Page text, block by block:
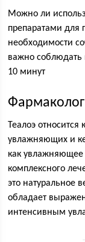
Можно ли
препаратами для
необходимости
важно
10 минут
Теалоэ относится
увлажняющих и
как увлажняющее
комплексного
это натуральное
обладает
интенсивным